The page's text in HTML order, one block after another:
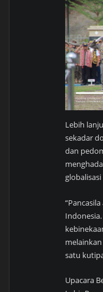
Lebih
sekadar
dan
satu
Upacara